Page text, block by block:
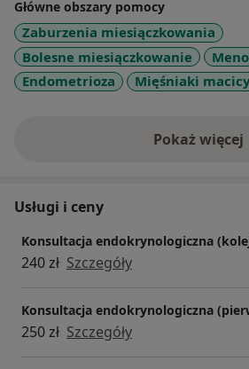
Główne obszary pomocy
Zaburzenia miesiączkowania
Bolesne miesiączkowanie
Endometrioza
Mięśniaki
Pokaż więcej
o
Usługi i ceny
Konsultacja endokrynologiczna
240 zł Szczegóły
Konsultacja endokrynologiczna
250 zł Szczegóły